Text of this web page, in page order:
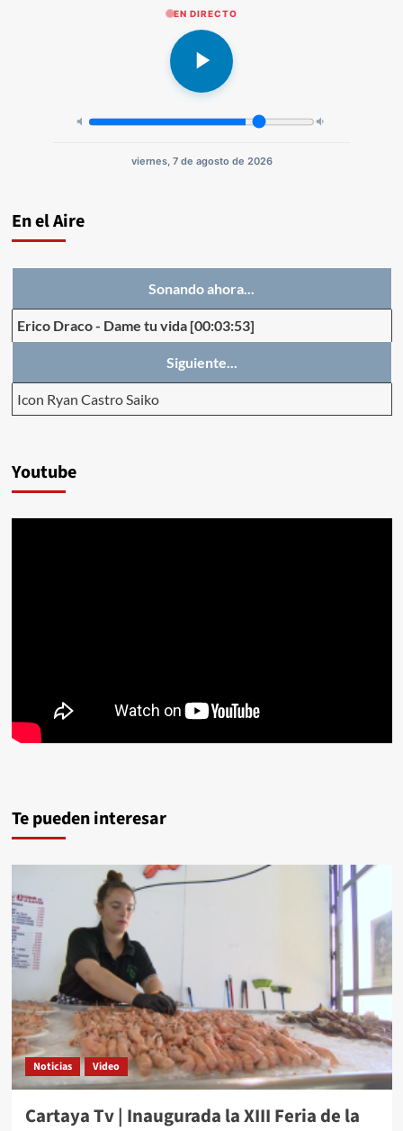
EN DIRECTO
viernes, 7 de agosto de 2026
En el Aire
Sonando ahora...
Erico Draco- Dame tu vida [00:03:53]
Siguiente...
Icon Ryan Castro Saiko
Youtube
Te pueden interesar
Noticias Video
Cartaya Tv | Inaugurada la XIII Feria de la